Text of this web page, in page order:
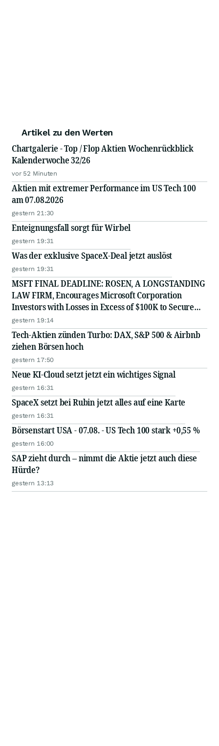
Artikel zu den Werten
Chartgalerie - Top / Flop Aktien Wochenrückblick
Kalenderwoche 32/26
vor 52 Minuten
Aktien mit extremer Performance im US Tech 100
am 07.08.2026
gestern 21:30
Enteignungsfall sorgt für Wirbel
gestern 19:31
Was der exklusive SpaceX-Deal jetzt auslöst
gestern 19:31
MSFT FINAL DEADLINE: ROSEN, A LONGSTANDING
LAW FIRM, Encourages Microsoft Corporation
Investors with Losses in Excess of $100K to Secure
Counsel Before Important August 11 Deadline in
Securities Class Action - MSFT
gestern 19:14
Tech-Aktien zünden Turbo: DAX, S&P 500 & Airbnb
ziehen Börsen hoch
gestern 17:50
Neue KI-Cloud setzt jetzt ein wichtiges Signal
gestern 16:31
SpaceX setzt bei Rubin jetzt alles auf eine Karte
gestern 16:31
Börsenstart USA - 07.08. - US Tech 100 stark +0,55 %
gestern 16:00
SAP zieht durch – nimmt die Aktie jetzt auch diese
Hürde?
gestern 13:13